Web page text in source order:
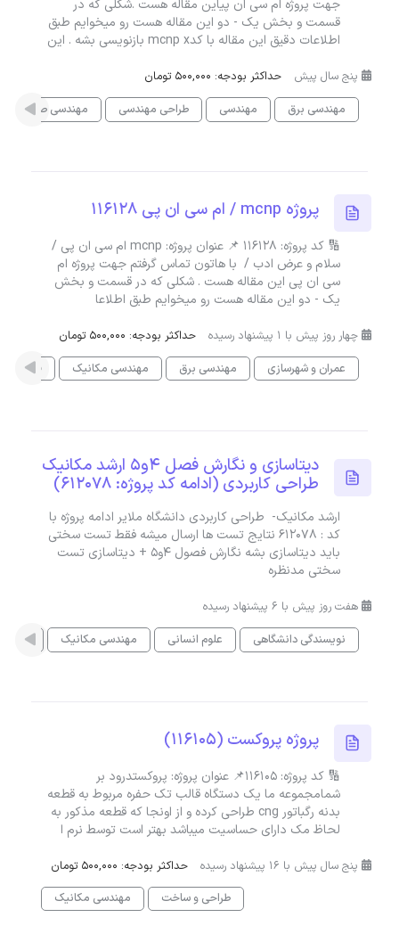
جهت پروژه ام سی ان پیاین مقاله هست .شکلی که در
قسمت و بخش یک - دو این مقاله هست رو میخوایم طبق
اطلاعات دقیق این مقاله با کدmcnp x بازنویسی بشه . این
پنج سال پیش
حداکثر بودجه: 500,000 تومان
مهندسی برق
مهندسی طراحی مهندسی مهندسی صنایع
پروژه mcnp / ام سی ان پی 116128
🔢 کد پروژه: 116128 📌 عنوان پروژه: mcnp ام سی ان پی /
سلام و عرض ادب / با هاتون تماس گرفتم جهت پروژه ام
سی ان پی این مقاله هست . شکلی که در قسمت و بخش
یک - دو این مقاله هست رو میخوایم طبق اطلاعا
چهار روز پیش با 1 پیشنهاد رسیده
حداکثر بودجه: 500,000 تومان
عمران و شهرسازی
مهندسی برق مهندسی مکانیک فیزیک
دیتاسازی و نگارش فصل ۴و۵ ارشد مکانیک
طراحی کاربردی (ادامه کد پروژه: 612078)
ارشد مکانیک- طراحی کاربردی دانشگاه ملایر ادامه پروژه با
کد : 612078 نتایج تست ها ارسال میشه فقط تست سختی
باید دیتاسازی بشه نگارش فصول ۴و۵ + دیتاسازی تست
سختی مدنظره
هفت روز پیش با 6 پیشنهاد رسیده
نویسندگی دانشگاهی
علوم انسانی مهندسی مکانیک پایان
پروژه پروکست (116105)
🔢 کد پروژه: 116105📌 عنوان پروژه: پروکستدرود بر
شمامجموعه ما یک دستگاه قالب تک حفره مربوط به قطعه
بدنه رگباتور cng طراحی کرده و از اونجا که قطعه مذکور به
لحاظ مک دارای حساسیت میباشد بهتر است توسط نرم ا
پنج سال پیش با 16 پیشنهاد رسیده
حداکثر بودجه: 500,000 تومان
طراحی و ساخت
مهندسی مکانیک